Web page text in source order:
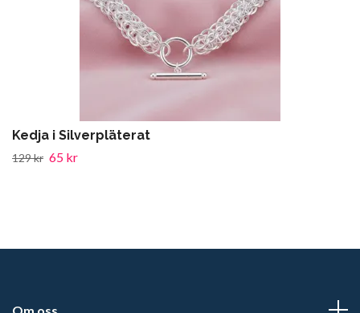
Kedja i Silverpläterat
129 kr 65 kr
Om oss